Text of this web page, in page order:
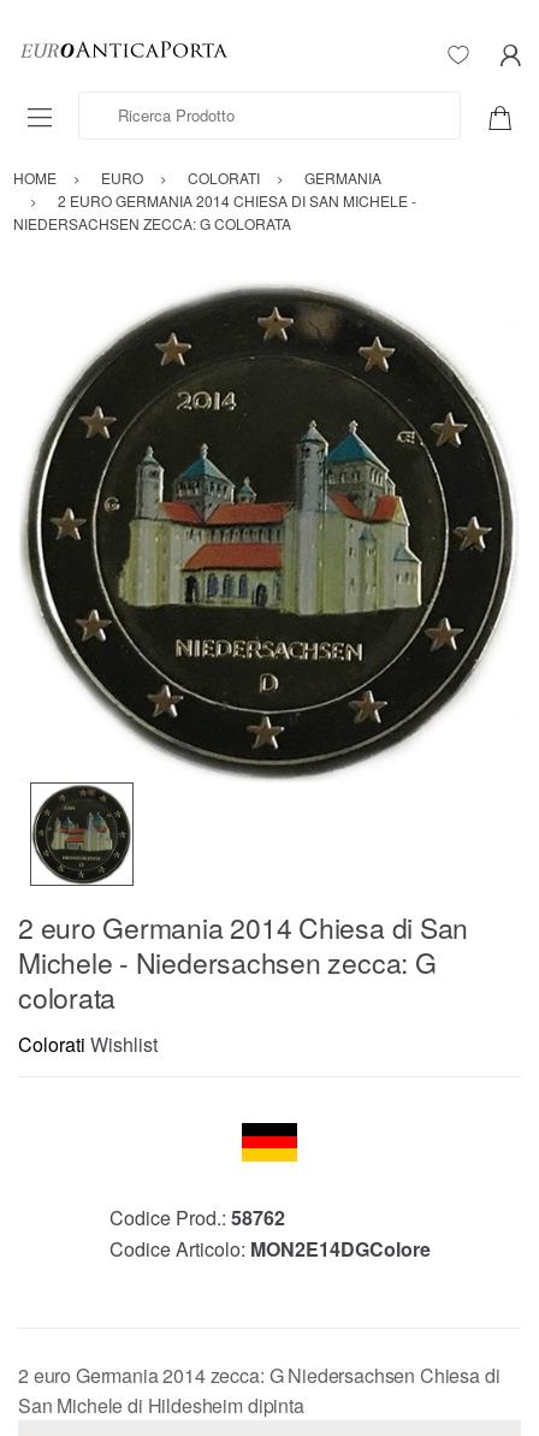
Ricerca Prodotto
HOME EURO COLORATI
GERMANIA
2 EURO GERMANIA 2014 CHIESA DI SAN MICHELE -
NIEDERSACHSEN ZECCA: G COLORATA
2 euro Germania 2014 Chiesa di San
Michele - Niedersachsen zecca: G
colorata
Colorati Wishlist
Codice Prod.: 58762
Codice Articolo: MON2E14DGColore
2 euro Germania 2014 zecca: G Niedersachsen Chiesa di
San Michele di Hildesheim dipinta